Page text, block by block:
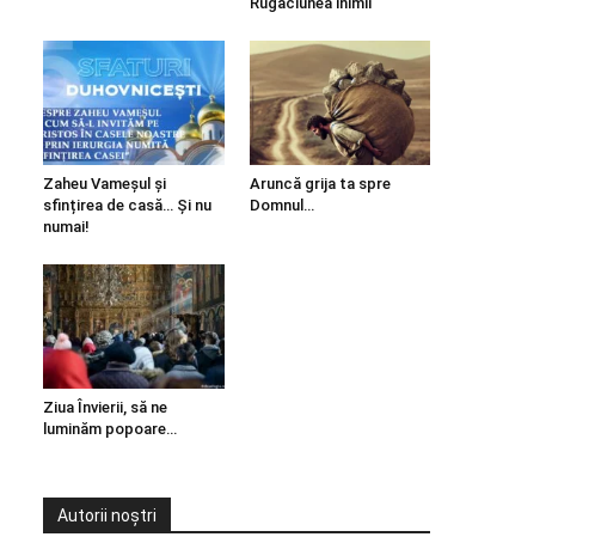
Zaheu Vameșul și
sfințirea de casă… Și nu
numai!
Aruncă grija ta spre
Domnul…
Ziua Învierii, să ne
luminăm popoare…
Autorii noștri